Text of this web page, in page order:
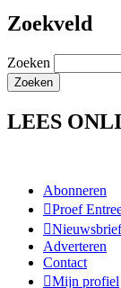
Zoekveld
Zoeken
LEES
Abonneren
Proef
Nieuwsbrief
Adverteren
Contact
Mijn profiel